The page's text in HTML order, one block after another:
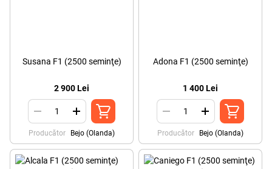
Susana F1 (2500 seminţe)
2 900 Lei
Producător Bejo (Olanda)
Adona F1 (2500 seminţe)
1 400 Lei
Producător Bejo (Olanda)